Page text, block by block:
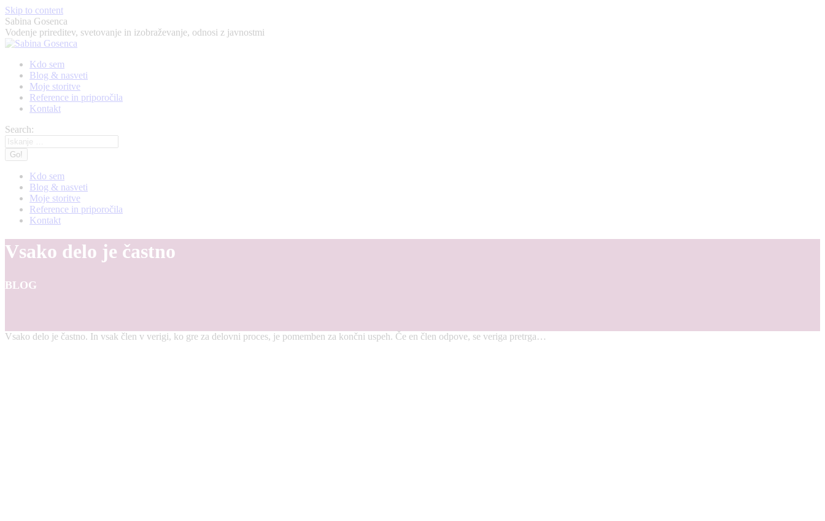
Skip to content
Sabina Gosenca
Vodenje prireditev, svetovanje in izobraževanje, odnosi z javnostmi
Kdo sem
Blog & nasveti
Moje storitve
Reference in priporočila
Kontakt
Search:
Kdo sem
Blog & nasveti
Moje storitve
Reference in priporočila
Kontakt
Vsako delo je častno
BLOG
Vsako delo je častno. In vsak člen v verigi, ko gre za delovni proces, je pomemben za končni uspeh. Če en člen odpove, se veriga pretrga…